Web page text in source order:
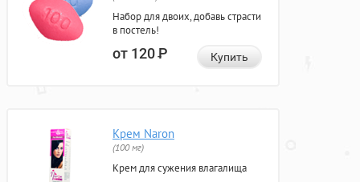
Набор для двоих, добавь страсти
в постель!
от 120Р Купить
Крем Naron
(100 мг)
Крем для сужения влагалища